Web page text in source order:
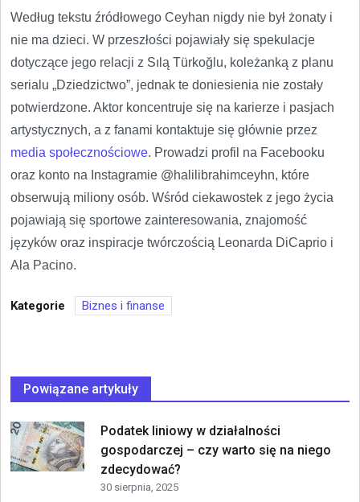
Według tekstu źródłowego Ceyhan nigdy nie był żonaty i
nie ma dzieci. W przeszłości pojawiały się spekulacje
dotyczące jego relacji z Sılą Türkoğlu, koleżanką z planu
serialu „Dziedzictwo”, jednak te doniesienia nie zostały
potwierdzone. Aktor koncentruje się na karierze i pasjach
artystycznych, a z fanami kontaktuje się głównie przez
media społecznościowe. Prowadzi profil na Facebooku
oraz konto na Instagramie @halilibrahimceyhn, które
obserwują miliony osób. Wśród ciekawostek z jego życia
pojawiają się sportowe zainteresowania, znajomość
języków oraz inspiracje twórczością Leonarda DiCaprio i
Ala Pacino.
Kategorie Biznes i finanse
Powiązane artykuły
Podatek liniowy w działalności
gospodarczej – czy warto się na niego
zdecydować?
30 sierpnia, 2025